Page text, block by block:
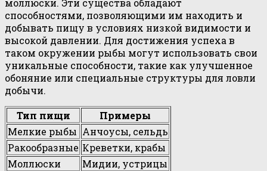
моллюски. Эти существа обладают
способностями, позволяющими им находить и
добывать пищу в условиях низкой видимости и
высокой давлении. Для достижения успеха в
таком окружении рыбы могут использовать свои
уникальные способности, такие как улучшенное
обоняние или специальные структуры для ловли
добычи.
Тип пищи
Примеры
Мелкие рыбы Анчоусы, сельдь
Ракообразные Креветки, крабы
Моллюски
Мидии, устрицы